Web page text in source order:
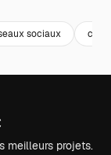
sociaux
meilleurs projets.